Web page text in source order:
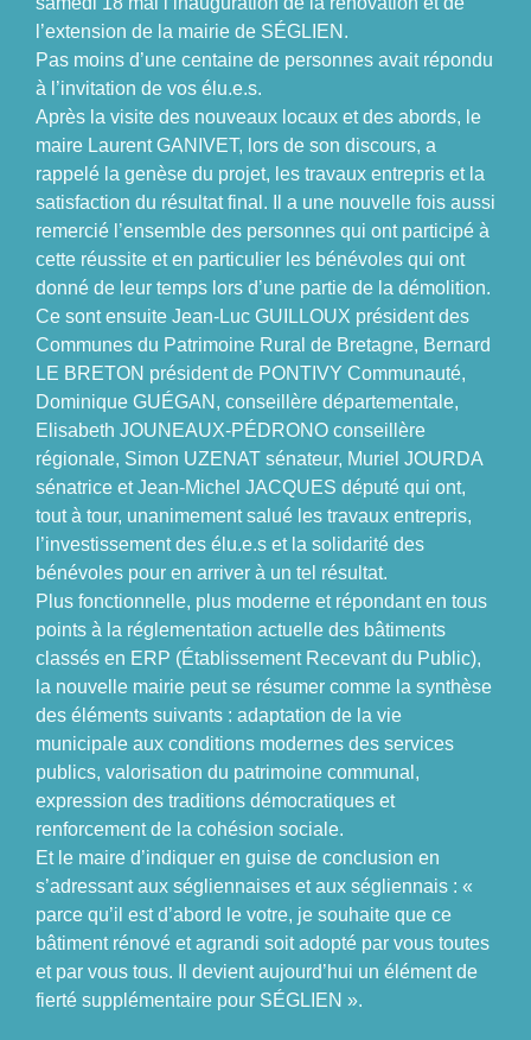
l’extension de la mairie de SÉGLIEN.
Pas moins d’une centaine de personnes avait répondu
à l’invitation de vos élu.e.s.
Après la visite des nouveaux locaux et des abords, le
maire Laurent GANIVET, lors de son discours, a
rappelé la genèse du projet, les travaux entrepris et la
satisfaction du résultat final. Il a une nouvelle fois aussi
remercié l’ensemble des personnes qui ont participé à
cette réussite et en particulier les bénévoles qui ont
donné de leur temps lors d’une partie de la démolition.
Ce sont ensuite Jean-Luc GUILLOUX président des
Communes du Patrimoine Rural de Bretagne, Bernard
LE BRETON président de PONTIVY Communauté,
Dominique GUÉGAN, conseillère départementale,
Elisabeth JOUNEAUX-PÉDRONO conseillère
régionale, Simon UZENAT sénateur, Muriel JOURDA
sénatrice et Jean-Michel JACQUES député qui ont,
tout à tour, unanimement salué les travaux entrepris,
l’investissement des élu.e.s et la solidarité des
bénévoles pour en arriver à un tel résultat.
Plus fonctionnelle, plus moderne et répondant en tous
points à la réglementation actuelle des bâtiments
classés en ERP (Établissement Recevant du Public),
la nouvelle mairie peut se résumer comme la synthèse
des éléments suivants : adaptation de la vie
municipale aux conditions modernes des services
publics, valorisation du patrimoine communal,
expression des traditions démocratiques et
renforcement de la cohésion sociale.
Et le maire d’indiquer en guise de conclusion en
s’adressant aux ségliennaises et aux ségliennais : «
parce qu’il est d’abord le votre, je souhaite que ce
bâtiment rénové et agrandi soit adopté par vous toutes
et par vous tous. Il devient aujourd’hui un élément de
fierté supplémentaire pour SÉGLIEN ».